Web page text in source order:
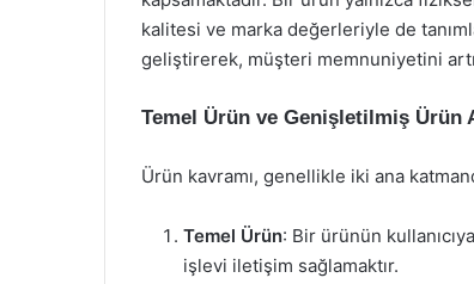
kalitesi ve marka değerleriyle de
geliştirerek, müşteri memnuniyetini
Temel Ürün ve Genişletilmiş Ürün
Ürün kavramı, genellikle iki ana
Temel Ürün: Bir ürünün
işlevi iletişim sağlamaktır.